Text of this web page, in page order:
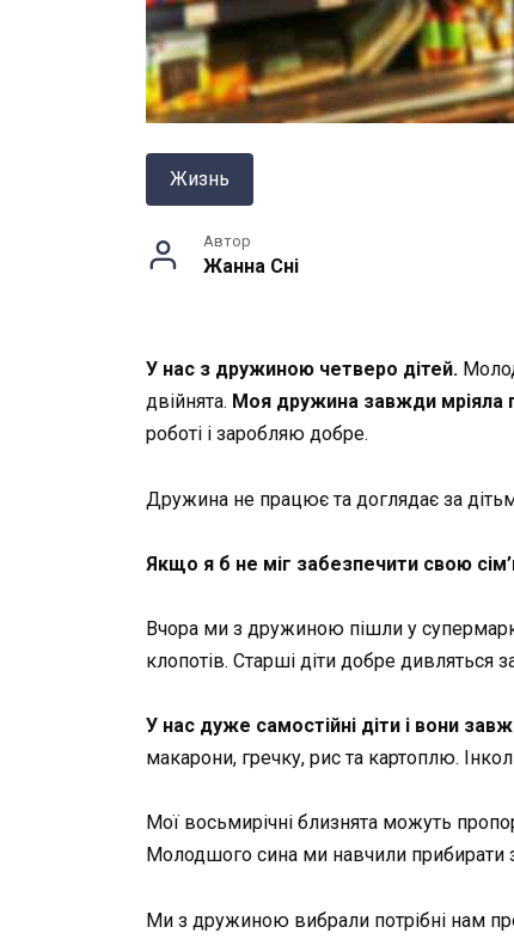
Жизнь
Автор
Жанна Снi
У нас з дружиною четверо дітей.
двійнята. Моя дружина завжди мріяла
роботі і заробляю добре.
Дружина не працює та доглядає за
Якщо я б не міг забезпечити свою
Вчора ми з дружиною пішли у
клопотів. Старші діти добре
У нас дуже самостійні діти і вони
макарони, гречку, рис та картоплю.
Мої восьмирічні близнята можуть
Молодшого сина ми навчили прибирати
Ми з дружиною вибрали потрібні нам